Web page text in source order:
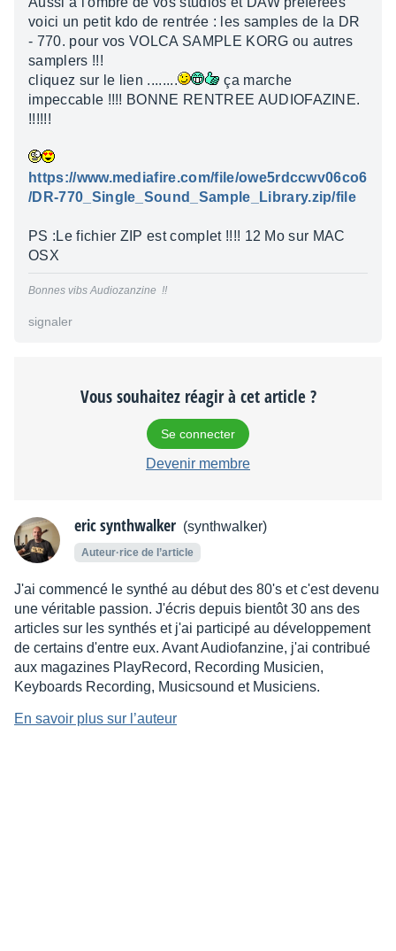
voici un petit kdo de rentrée : les samples de la DR
- 770. pour vos VOLCA SAMPLE KORG ou autres
samplers !!!
cliquez sur le lien ........
ça marche
impeccable !!!! BONNE RENTREE AUDIOFAZINE.
!!!!!!
https://www.mediafire.com/file/owe5rdccwv06co6
/DR-770_Single_Sound_Sample_Library.zip/file
PS :Le fichier ZIP est complet !!!! 12 Mo sur MAC
OSX
Bonnes vibs Audiozanzine !!
signaler
Vous souhaitez réagir à cet article ?
Se connecter
Devenir membre
eric synthwalker (synthwalker)
Auteur·rice de l’article
J'ai commencé le synthé au début des 80's et c'est devenu
une véritable passion. J'écris depuis bientôt 30 ans des
articles sur les synthés et j'ai participé au développement
de certains d'entre eux. Avant Audiofanzine, j'ai contribué
aux magazines PlayRecord, Recording Musicien,
Keyboards Recording, Musicsound et Musiciens.
En savoir plus sur l’auteur